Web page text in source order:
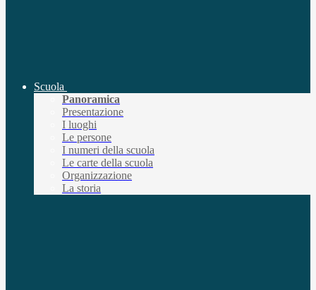
Scuola
Panoramica
Presentazione
I luoghi
Le persone
I numeri della scuola
Le carte della scuola
Organizzazione
La storia